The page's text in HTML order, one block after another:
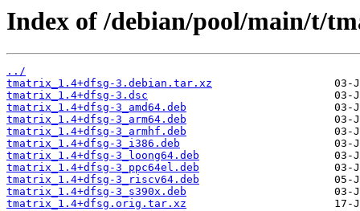
Index of /debian/pool/main/t/
../
tmatrix_1.4+dfsg-3.debian.tar.xz
tmatrix_1.4+dfsg-3.dsc
tmatrix_1.4+dfsg-3_amd64.deb
tmatrix_1.4+dfsg-3_arm64.deb
tmatrix_1.4+dfsg-3_armhf.deb
tmatrix_1.4+dfsg-3_i386.deb
tmatrix_1.4+dfsg-3_loong64.deb
tmatrix_1.4+dfsg-3_ppc64el.deb
tmatrix_1.4+dfsg-3_riscv64.deb
tmatrix_1.4+dfsg-3_s390x.deb
tmatrix_1.4+dfsg.orig.tar.xz